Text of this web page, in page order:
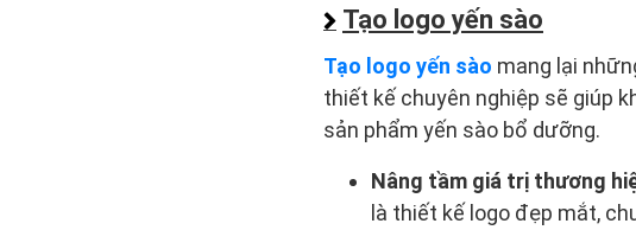
Tạo logo yến sào
Tạo logo yến sào mang lại
thiết kế chuyên nghiệp sẽ giúp
sản phẩm yến sào bổ dưỡng.
Nâng tầm giá trị thương
là thiết kế logo đẹp mắt,